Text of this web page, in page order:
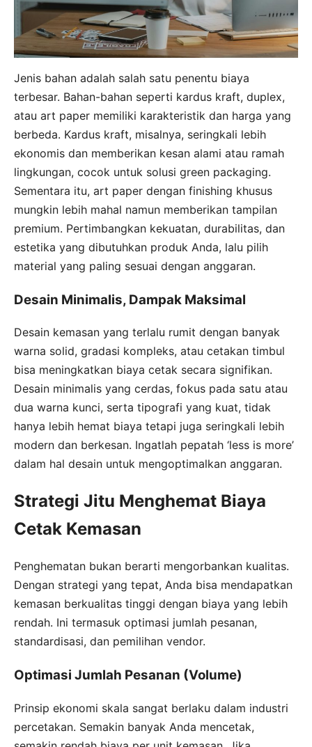
Jenis bahan adalah salah satu penentu biaya
terbesar. Bahan-bahan seperti kardus kraft, duplex,
atau art paper memiliki karakteristik dan harga yang
berbeda. Kardus kraft, misalnya, seringkali lebih
ekonomis dan memberikan kesan alami atau ramah
lingkungan, cocok untuk solusi green packaging.
Sementara itu, art paper dengan finishing khusus
mungkin lebih mahal namun memberikan tampilan
premium. Pertimbangkan kekuatan, durabilitas, dan
estetika yang dibutuhkan produk Anda, lalu pilih
material yang paling sesuai dengan anggaran.
Desain Minimalis, Dampak Maksimal
Desain kemasan yang terlalu rumit dengan banyak
warna solid, gradasi kompleks, atau cetakan timbul
bisa meningkatkan biaya cetak secara signifikan.
Desain minimalis yang cerdas, fokus pada satu atau
dua warna kunci, serta tipografi yang kuat, tidak
hanya lebih hemat biaya tetapi juga seringkali lebih
modern dan berkesan. Ingatlah pepatah ‘less is more’
dalam hal desain untuk mengoptimalkan anggaran.
Strategi Jitu Menghemat Biaya
Cetak Kemasan
Penghematan bukan berarti mengorbankan kualitas.
Dengan strategi yang tepat, Anda bisa mendapatkan
kemasan berkualitas tinggi dengan biaya yang lebih
rendah. Ini termasuk optimasi jumlah pesanan,
standardisasi, dan pemilihan vendor.
Optimasi Jumlah Pesanan (Volume)
Prinsip ekonomi skala sangat berlaku dalam industri
percetakan. Semakin banyak Anda mencetak,